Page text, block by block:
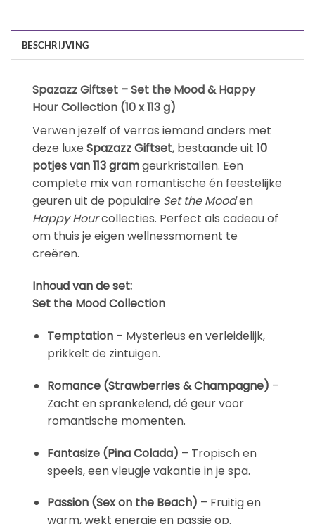
BESCHRIJVING
Spazazz Giftset – Set the Mood & Happy
Hour Collection (10 x 113 g)
Verwen jezelf of verras iemand anders met
deze luxe Spazazz Giftset, bestaande uit 10
potjes van 113 gramgeurkristallen. Een
complete mix van romantische én feestelijke
geuren uit de populaire Set the Mooden
Happy Hourcollecties. Perfect als cadeau of
om thuis je eigen wellnessmoment te
creëren.
Inhoud van de set:
Set the Mood Collection
Temptation– Mysterieus en verleidelijk,
prikkelt de zintuigen.
Romance (Strawberries & Champagne) –
Zacht en sprankelend, dé geur voor
romantische momenten.
Fantasize (Pina Colada) – Tropisch en
speels, een vleugje vakantie in je spa.
Passion (Sex on the Beach) – Fruitig en
warm, wekt energie en passie op.